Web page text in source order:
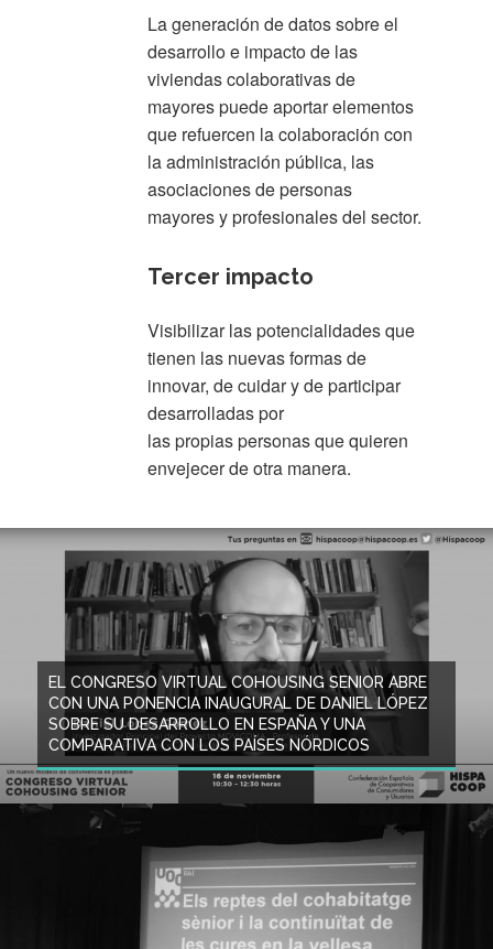
La generación de datos sobre el
desarrollo e impacto de las
viviendas colaborativas de
mayores puede aportar elementos
que refuercen la colaboración con
la administración pública, las
asociaciones de personas
mayores y profesionales del sector.
Tercer impacto
Visibilizar las potencialidades que
tienen las nuevas formas de
innovar, de cuidar y de participar
desarrolladas por
las propias personas que quieren
envejecer de otra manera.
EL CONGRESO VIRTUAL COHOUSING SENIOR ABRE
CON UNA PONENCIA INAUGURAL DE DANIEL LÓPEZ
SOBRE SU DESARROLLO EN ESPAÑA Y UNA
COMPARATIVA CON LOS PAÍSES NÓRDICOS